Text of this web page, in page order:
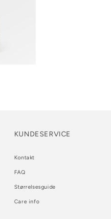
KUNDESERVICE
Kontakt
FAQ
Størrelsesguide
Care info